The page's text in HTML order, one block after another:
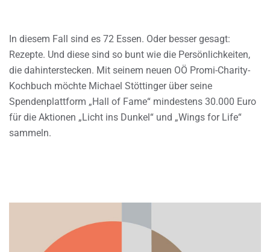
In diesem Fall sind es 72 Essen. Oder besser gesagt:
Rezepte. Und diese sind so bunt wie die Persönlichkeiten,
die dahinterstecken. Mit seinem neuen OÖ Promi-Charity-
Kochbuch möchte Michael Stöttinger über seine
Spendenplattform „Hall of Fame“ mindestens 30.000 Euro
für die Aktionen „Licht ins Dunkel“ und „Wings for Life“
sammeln.